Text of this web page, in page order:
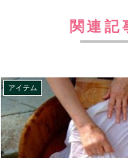
関連記
アイテム